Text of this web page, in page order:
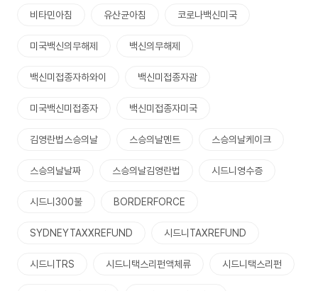
비타민아침 유산균아침 코로나백신미국
미국백신의무해제 백신의무해제
백신미접종자하와이 백신미접종자괌
미국백신미접종자 백신미접종자미국
김영란법스승의날 스승의날멘트 스승의날케이크
스승의날날짜 스승의날김영란법 시드니영수증
시드니300불 BORDERFORCE
SYDNEYTAXXREFUND 시드니TAXREFUND
시드니TRS 시드니택스리펀액체류 시드니택스리펀